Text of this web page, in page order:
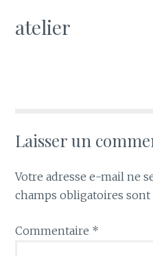
atelier
Laisser un
Votre adresse e-mail ne
champs obligatoires sont
Commentaire *